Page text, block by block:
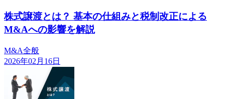
株式譲渡とは？ 基本の仕組みと税制改正による
M&Aへの影響を解説
M&A全般
2026年02月16日